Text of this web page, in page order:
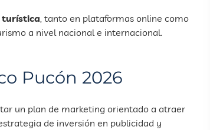
, tanto en plataformas online como
a nivel nacional e internacional.
Pucón 2026
un plan de marketing orientado a atraer
de inversión en publicidad y